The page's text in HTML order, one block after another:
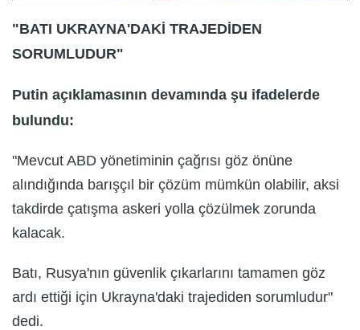
"BATI UKRAYNA'DAKİ TRAJEDİDEN
SORUMLUDUR"
Putin açıklamasının devamında şu ifadelerde
bulundu:
"Mevcut ABD yönetiminin çağrısı göz önüne
alındığında barışçıl bir çözüm mümkün olabilir, aksi
takdirde çatışma askeri yolla çözülmek zorunda
kalacak.
Batı, Rusya'nın güvenlik çıkarlarını tamamen göz
ardı ettiği için Ukrayna'daki trajediden sorumludur"
dedi.